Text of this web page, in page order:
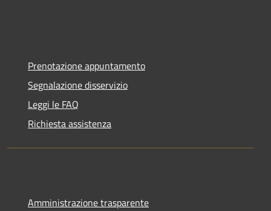
Prenotazione appuntamento
Segnalazione disservizio
Leggi le FAQ
Richiesta assistenza
Amministrazione trasparente